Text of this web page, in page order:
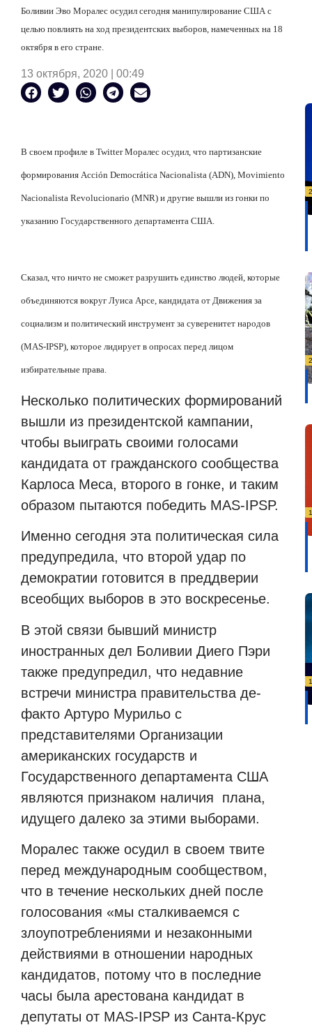
Боливии Эво Моралес осудил сегодня манипулирование США с
целью повлиять на ход президентских выборов, намеченных на 18
октября в его стране.
13 октября, 2020 | 00:49
В своем профиле в Twitter Моралес осудил, что партизанские
формирования Acción Democrática Nacionalista (ADN), Movimiento
Nacionalista Revolucionario (MNR) и другие вышли из гонки по
указанию Государственного департамента США.
Сказал , что ничто не сможет разрушить единство людей, которые
объединяются вокруг Луиса Арсе, кандидата от Движения за
социализм и политический инструмент за суверенитет народов
(MAS-IPSP), которое лидирует в опросах перед лицом
избирательные права.
Несколько политических формирований
вышли из президентской кампании,
чтобы выиграть своими голосами
кандидата от гражданского сообщества
Карлоса Меса, второго в гонке, и таким
образом пытаются победить MAS-IPSP.
Именно сегодня эта политическая сила
предупредила, что второй удар по
демократии готовится в преддверии
всеобщих выборов в это воскресенье.
В этой связи бывший министр
иностранных дел Боливии Диего Пэри
также предупредил, что недавние
встречи министра правительства де-
факто Артуро Мурильо с
представителями Организации
американских государств и
Государственного департамента США
являются признаком наличия
плана,
идущего далеко за этими выборами.
Моралес также осудил в своем твите
перед международным сообществом,
что в течение нескольких дней после
голосования «мы сталкиваемся с
злоупотреблениями и незаконными
действиями в отношении народных
кандидатов, потому что в последние
часы была арестована кандидат в
депутаты от MAS-IPSP из Санта-Крус